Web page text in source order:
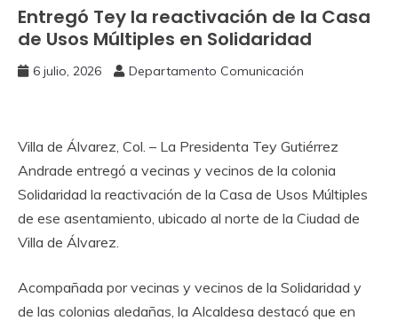
Entregó Tey la reactivación ‎de la Casa
de Usos Múltiples en Solidaridad
6 julio, 2026 Departamento Comunicación
‎Villa de Álvarez, Col. – La Presidenta Tey Gutiérrez
Andrade entregó a vecinas y vecinos de la colonia
Solidaridad la reactivación de la Casa de Usos Múltiples
de ese asentamiento, ubicado al norte de la Ciudad de
Villa de Álvarez.
‎Acompañada por vecinas y vecinos de la Solidaridad y
de las colonias aledañas, la Alcaldesa destacó que en